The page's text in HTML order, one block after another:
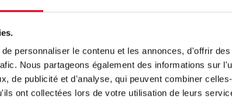
personnaliser le contenu et les annonces, d'offrir
Nous partageons également des informations sur
de publicité et d'analyse, qui peuvent combiner
ont collectées lors de votre utilisation de leurs
d'isolation R553W et un
est effectué par les dispositifs GE552,
les vannes d'équilibrage statique